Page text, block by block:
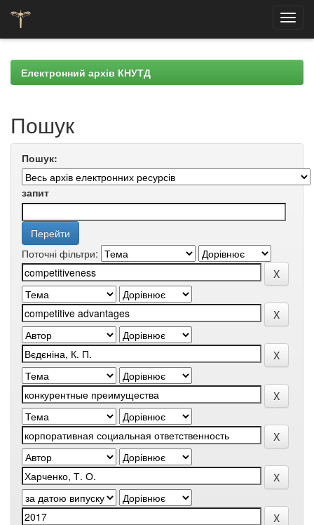
navigationЕлектронний архів КНУТД
Пошук
Пошук:
запит
Поточні фільтри: